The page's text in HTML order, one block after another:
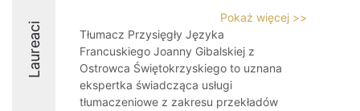
Laureaci
Pokaż więcej >>
Tłumacz Przysięgły Języka
Francuskiego Joanny Gibalskiej z
Ostrowca Świętokrzyskiego to uznana
ekspertka świadcząca usługi
tłumaczeniowe z zakresu przekładów